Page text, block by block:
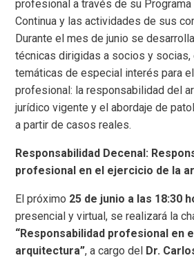
profesional a través de su Programa
Continua y las actividades de sus
Durante el mes de junio se
técnicas dirigidas a socios y socias,
temáticas de especial interés para
profesional: la responsabilidad del
jurídico vigente y el abordaje de
a partir de casos reales.
Responsabilidad Decenal:
profesional en el ejercicio de la
El próximo 25 de junio a las 18:30
presencial y virtual, se realizará la
“Responsabilidad profesional en
arquitectura”, a cargo del Dr.